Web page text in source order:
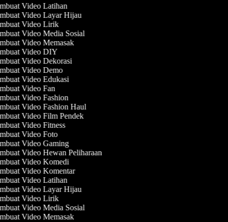
Video Latihan
Video Layar Hijau
Video Lirik
Video Media Sosial
Video Memasak
Video DIY
Video Dekorasi
Video Demo
Video Edukasi
Video Fan
Video Fashion
Video Fashion Haul
Video Film Pendek
Video Fitness
Video Foto
Video Gaming
Video Hewan Peliharaan
Video Komedi
Video Komentar
Video Latihan
Video Layar Hijau
Video Lirik
Video Media Sosial
Video Memasak